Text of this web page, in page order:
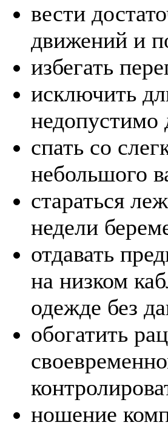
вести
движений и
избегать
исключить
недопустимо
спать со
небольшого
стараться
недели
отдавать
на низком
одежде без
обогатить
ношение